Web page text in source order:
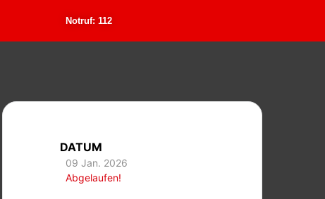
Notruf: 112
DATUM
09 Jan. 2026
Abgelaufen!